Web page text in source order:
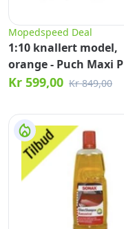
Mopedspeed Deal
1:10 knallert model,
orange - Puch Maxi P
Kr 599,00 Kr 849,00